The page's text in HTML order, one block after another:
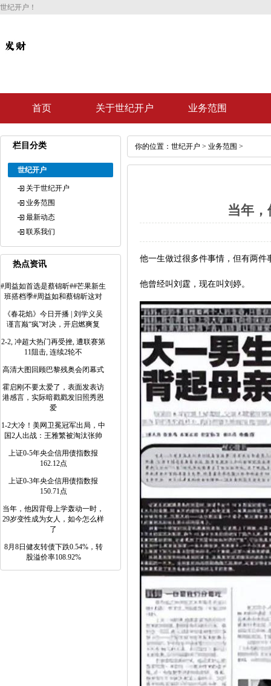
世纪开户！
首页 关于世纪开户 业务范围
栏目分类
世纪开户
关于世纪开户
业务范围
最新动态
联系我们
热点资讯
#周益如首选是蔡锦昕##芒果新生
班搭档季#周益如和蔡锦昕这对
《春花焰》今日开播 | 刘学义吴
谨言巅“疯”对决，开启燃爽复
2-2, 冲超大热门再受挫, 遭联赛第
11阻击, 连续2轮不
高清大图回顾巴黎残奥会闭幕式
霍启刚不要太爱了，表面发表访
港感言，实际暗戳戳发旧照秀恩
爱
1-2大冷！美网卫冕冠军出局，中
国2人出战：王雅繁被淘汰张帅
上证0-5年央企信用债指数报
162.12点
上证0-3年央企信用债指数报
150.71点
当年，他因背母上学轰动一时，
29岁变性成为女人，如今怎么样
了
8月8日健友转债下跌0.54%，转
股溢价率108.92%
你的位置： 世纪开户 > 业务范围 >
当年
他一生做过很多件事情，但有两
他曾经叫刘霆，现在叫刘婷。